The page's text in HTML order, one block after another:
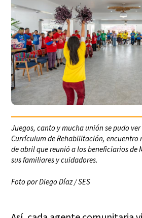
Juegos, canto y mucha unión se pudo
Currículum de Rehabilitación, encuentro
de abril que reunió a los beneficiarios de
sus familiares y cuidadores.
Foto por Diego Díaz / SES